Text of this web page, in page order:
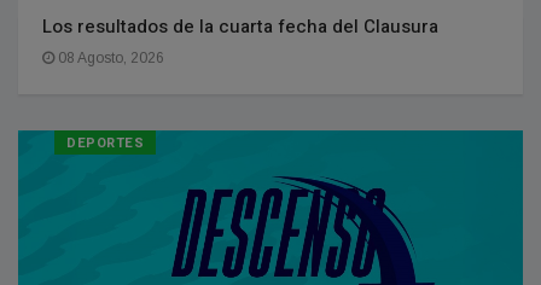
Los resultados de la cuarta fecha del Clausura
08 Agosto, 2026
DEPORTES